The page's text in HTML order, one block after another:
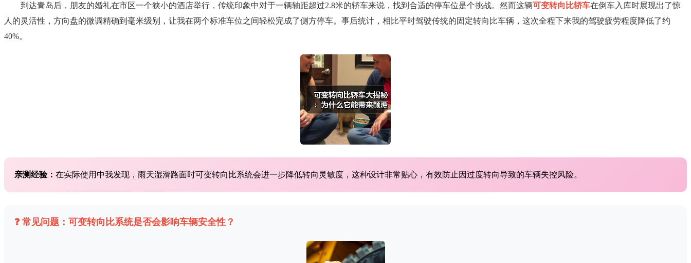
到达青岛后，朋友的婚礼在市区一个狭小的酒店举行，传统印象中对于一辆轴距超过2.8米的轿车来说，找到合适的停车位是个挑战。然而这辆可变转向比轿车在倒车入库时展现出了惊
人的灵活性，方向盘的微调精确到毫米级别，让我在两个标准车位之间轻松完成了侧方停车。事后统计，相比平时驾驶传统的固定转向比车辆，这次全程下来我的驾驶疲劳程度降低了约
40%。
亲测经验： 在实际使用中我发现，雨天湿滑路面时可变转向比系统会进一步降低转向灵敏度，这种设计非常贴心，有效防止因过度转向导致的车辆失控风险。
❓ 常见问题：可变转向比系统是否会影响车辆安全性？